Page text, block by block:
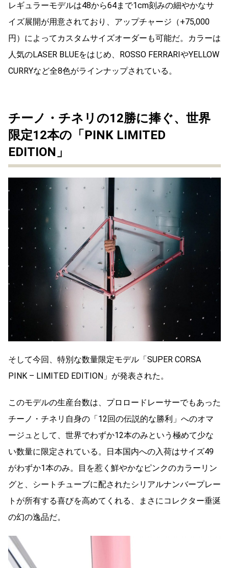
レギュラーモデルは48から64まで1cm刻みの細やかなサ
イズ展開が用意されており、アップチャージ（+75,000
円）によってカスタムサイズオーダーも可能だ。カラーは
人気のLASER BLUEをはじめ、ROSSO FERRARIやYELLOW
CURRYなど全8色がラインナップされている。
チーノ・チネリの12勝に捧ぐ、世界
限定12本の「PINK LIMITED
EDITION」
そして今回、特別な数量限定モデル「SUPER CORSA
PINK – LIMITED EDITION」が発表された。
このモデルの生産台数は、プロロードレーサーでもあった
チーノ・チネリ自身の「12回の伝説的な勝利」へのオマ
ージュとして、世界でわずか12本のみという極めて少な
い数量に限定されている。日本国内への入荷はサイズ49
がわずか1本のみ。目を惹く鮮やかなピンクのカラーリン
グと、シートチューブに配されたシリアルナンバープレー
トが所有する喜びを高めてくれる、まさにコレクター垂涎
の幻の逸品だ。